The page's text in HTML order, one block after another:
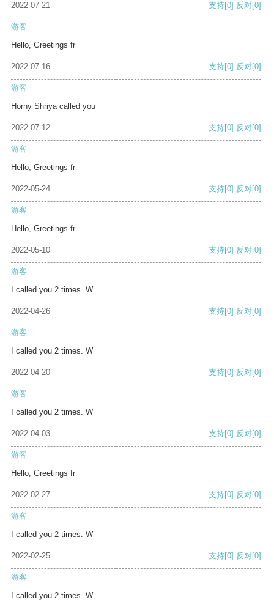
2022-07-21 支持[0] 反对[0]
游客
Hello, Greetings fr
2022-07-16 支持[0] 反对[0]
游客
Horny Shriya called you
2022-07-12 支持[0] 反对[0]
游客
Hello, Greetings fr
2022-05-24 支持[0] 反对[0]
游客
Hello, Greetings fr
2022-05-10 支持[0] 反对[0]
游客
I called you 2 times. W
2022-04-26 支持[0] 反对[0]
游客
I called you 2 times. W
2022-04-20 支持[0] 反对[0]
游客
I called you 2 times. W
2022-04-03 支持[0] 反对[0]
游客
Hello, Greetings fr
2022-02-27 支持[0] 反对[0]
游客
I called you 2 times. W
2022-02-25 支持[0] 反对[0]
游客
I called you 2 times. W